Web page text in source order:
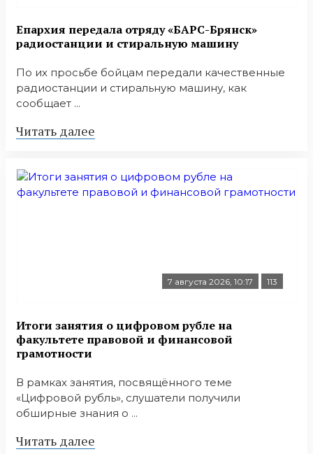
Епархия передала отряду «БАРС-Брянск»
радиостанции и стиральную машину
По их просьбе бойцам передали качественные
радиостанции и стиральную машину, как
сообщает ...
Читать далее
7 августа 2026, 10:17 113
Итоги занятия о цифровом рубле на
факультете правовой и финансовой
грамотности
В рамках занятия, посвящённого теме
«Цифровой рубль», слушатели получили
обширные знания о ...
Читать далее